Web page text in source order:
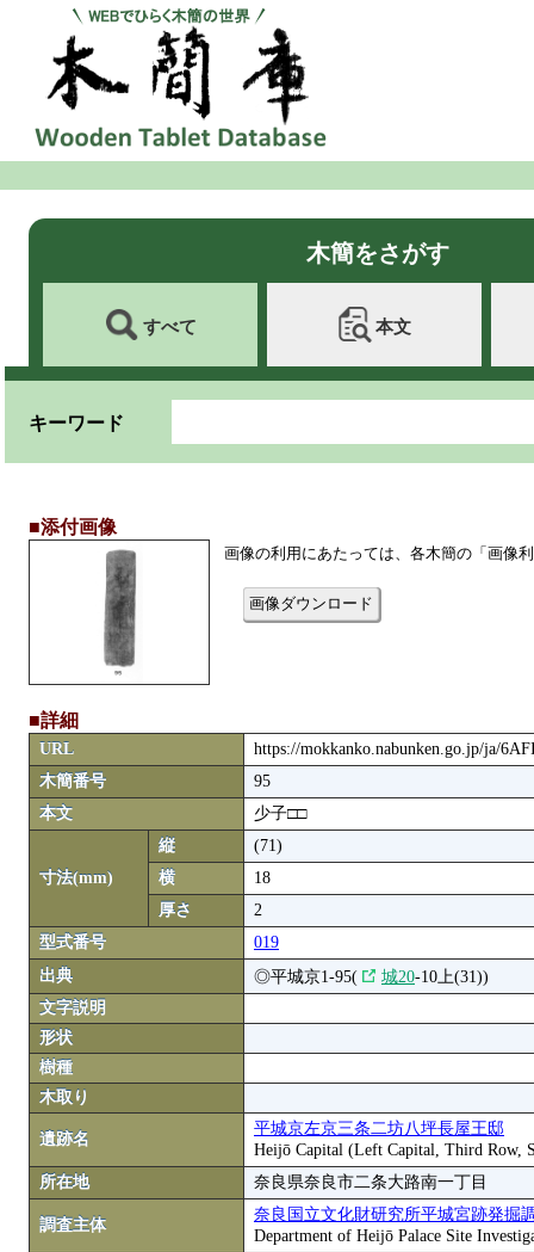
木簡をさがす
すべて 本文
キーワード
■添付画像
画像の利用にあたっては、各木簡の「画像
画像ダウンロード
■詳細
URL
https://mokkanko.nabunken.go.jp/ja/
木簡番号
95
本文
少子□□
寸法(mm)
縦
(71)
横
18
厚さ
2
型式番号
019
出典
◎平城京1-95( 城20-10上(31))
文字説明
形状
樹種
木取り
遺跡名
平城京左京三条二坊八坪長屋王邸
Heijō Capital (Left Capital, Third Row,
所在地
奈良県奈良市二条大路南一丁目
調査主体
奈良国立文化財研究所平城宮跡発掘
Department of Heijō Palace Site